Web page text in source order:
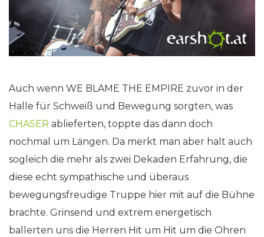
Auch wenn WE BLAME THE EMPIRE zuvor in der
Halle für Schweiß und Bewegung sorgten, was
CHASER ablieferten, toppte das dann doch
nochmal um Längen. Da merkt man aber halt auch
sogleich die mehr als zwei Dekaden Erfahrung, die
diese echt sympathische und überaus
bewegungsfreudige Truppe hier mit auf die Bühne
brachte. Grinsend und extrem energetisch
ballerten uns die Herren Hit um Hit um die Ohren